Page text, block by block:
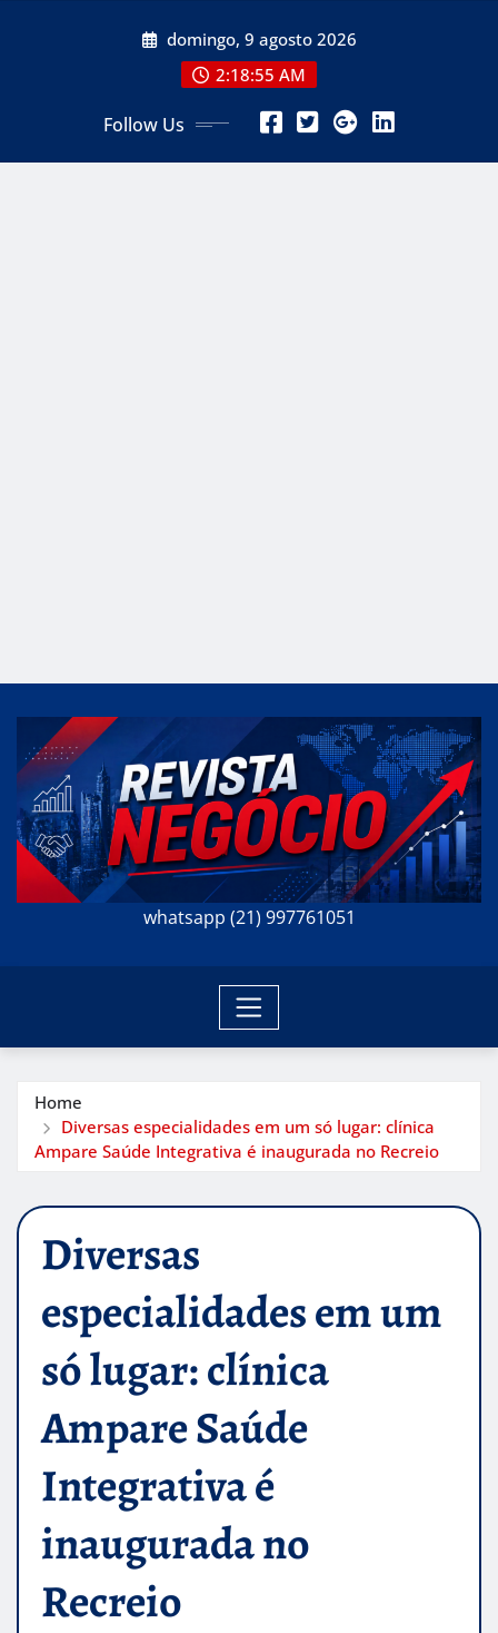
domingo, 9 agosto 2026
2:18:57 AM
Follow Us
whatsapp (21) 997761051
Home
Diversas especialidades em um só lugar: clínica
Ampare Saúde Integrativa é inaugurada no Recreio
Diversas
especialidades em um
só lugar: clínica
Ampare Saúde
Integrativa é
inaugurada no
Recreio